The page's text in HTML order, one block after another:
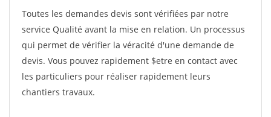
Toutes les demandes devis sont vérifiées par notre
service Qualité avant la mise en relation. Un processus
qui permet de vérifier la véracité d'une demande de
devis. Vous pouvez rapidement $etre en contact avec
les particuliers pour réaliser rapidement leurs
chantiers travaux.